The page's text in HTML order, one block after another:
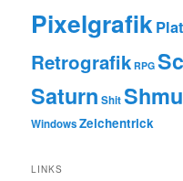
Pixelgrafik
Retrografik RPG
Saturn Shit
WindowsZeichentrick
LINKS